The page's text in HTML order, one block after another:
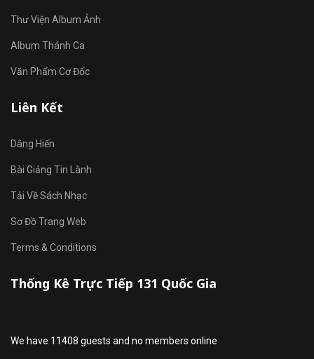
Thư Viện Album Ảnh
Album Thánh Ca
Văn Phẩm Cơ Đốc
Liên Kết
Dâng Hiến
Bài Giảng Tin Lành
Tải Về Sách Nhạc
Sơ Đồ Trang Web
Terms & Conditions
Thống Kê Trực Tiếp 131 Quốc Gia
We have 11408 guests and no members online